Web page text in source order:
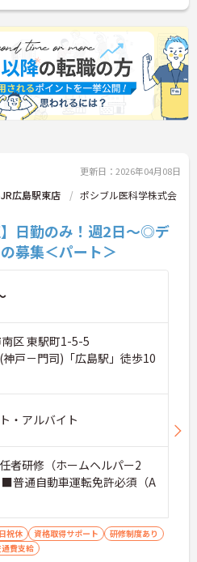
更新日：2026年04月08日
広島駅東店
ポシブル医科学株式会
】日勤のみ！週2日～◎デ
募集＜パート＞
区 東駅町1-5-5
神戸－門司)「広島駅」徒歩10
・アルバイト
者研修（ホームヘルパー2
普通自動車運転免許必須（A
祝休 資格取得サポート
研修制度あり
費支給